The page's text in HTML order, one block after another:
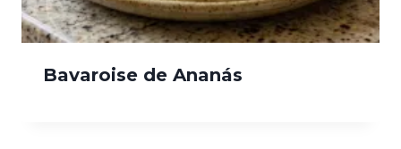
Bavaroise de Ananás